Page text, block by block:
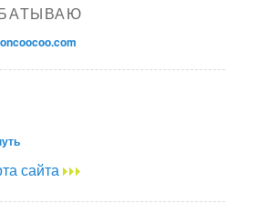
сайта